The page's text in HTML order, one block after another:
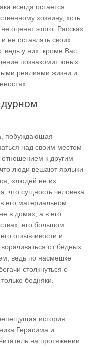
всегда остается
хозяину, хоть
оценят этого. Рассказ
не оставлять своих
у них, кроме Вас,
познакомит юных
реалиями жизни и
побуждающая
над своим местом
к другим
люди вешают ярлыки
«людей не их
что сущность человека
его материальном
в домах, а в его
его большом
отзывчивости и
от бедных
ведь по насмешке
столкнуться с
бедняки.
история
Герасима и
на протяжении